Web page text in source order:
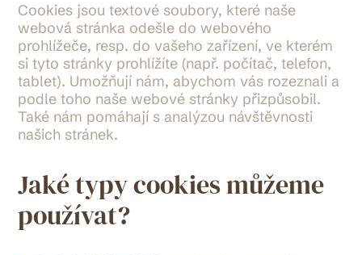
Cookies jsou textové soubory, které naše
webová stránka odešle do webového
prohlížeče, resp. do vašeho zařízení, ve kterém
si tyto stránky prohlížíte (např. počítač, telefon,
tablet). Umožňují nám, abychom vás rozeznali a
podle toho naše webové stránky přizpůsobil.
Také nám pomáhají s analýzou návštěvnosti
našich stránek.
Jaké typy cookies můžeme
používat?